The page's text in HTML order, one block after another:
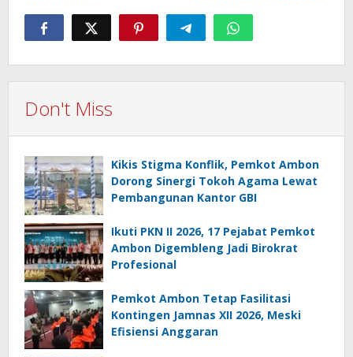
Don't Miss
Kikis Stigma Konflik, Pemkot Ambon
Dorong Sinergi Tokoh Agama Lewat
Pembangunan Kantor GBI
Ikuti PKN II 2026, 17 Pejabat Pemkot
Ambon Digembleng Jadi Birokrat
Profesional
Pemkot Ambon Tetap Fasilitasi
Kontingen Jamnas XII 2026, Meski
Efisiensi Anggaran